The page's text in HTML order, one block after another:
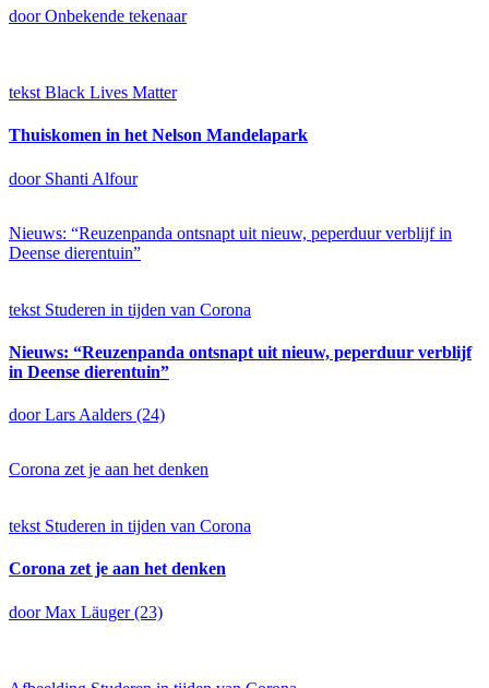
door Onbekende tekenaar
tekst Black Lives Matter
Thuiskomen in het Nelson Mandelapark
door Shanti Alfour
Nieuws: “Reuzenpanda ontsnapt uit nieuw, peperduur verblijf in
Deense dierentuin”
tekst Studeren in tijden van Corona
Nieuws: “Reuzenpanda ontsnapt uit nieuw, peperduur verblijf
in Deense dierentuin”
door Lars Aalders (24)
Corona zet je aan het denken
tekst Studeren in tijden van Corona
Corona zet je aan het denken
door Max Läuger (23)